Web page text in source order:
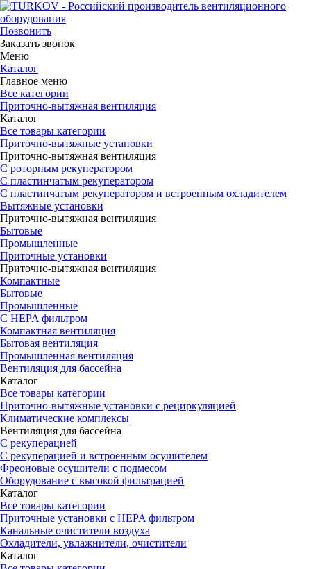
Позвонить
Заказать звонок
Меню
Каталог
Главное меню
Все категории
Приточно-вытяжная вентиляция
Каталог
Все товары категории
Приточно-вытяжные установки
Приточно-вытяжная вентиляция
С роторным рекуператором
С пластинчатым рекуператором
С пластинчатым рекуператором и встроенным охладителем
Вытяжные установки
Приточно-вытяжная вентиляция
Бытовые
Промышленные
Приточные установки
Приточно-вытяжная вентиляция
Компактные
Бытовые
Промышленные
С HEPA фильтром
Компактная вентиляция
Бытовая вентиляция
Промышленная вентиляция
Вентиляция для бассейна
Каталог
Все товары категории
Приточно-вытяжные установки с рециркуляцией
Климатические комплексы
Вентиляция для бассейна
С рекуперацией
С рекуперацией и встроенным осушителем
Фреоновые осушители с подмесом
Оборудование с высокой фильтрацией
Каталог
Все товары категории
Приточные установки c HEPA фильтром
Канальные очистители воздуха
Охладители, увлажнители, очистители
Каталог